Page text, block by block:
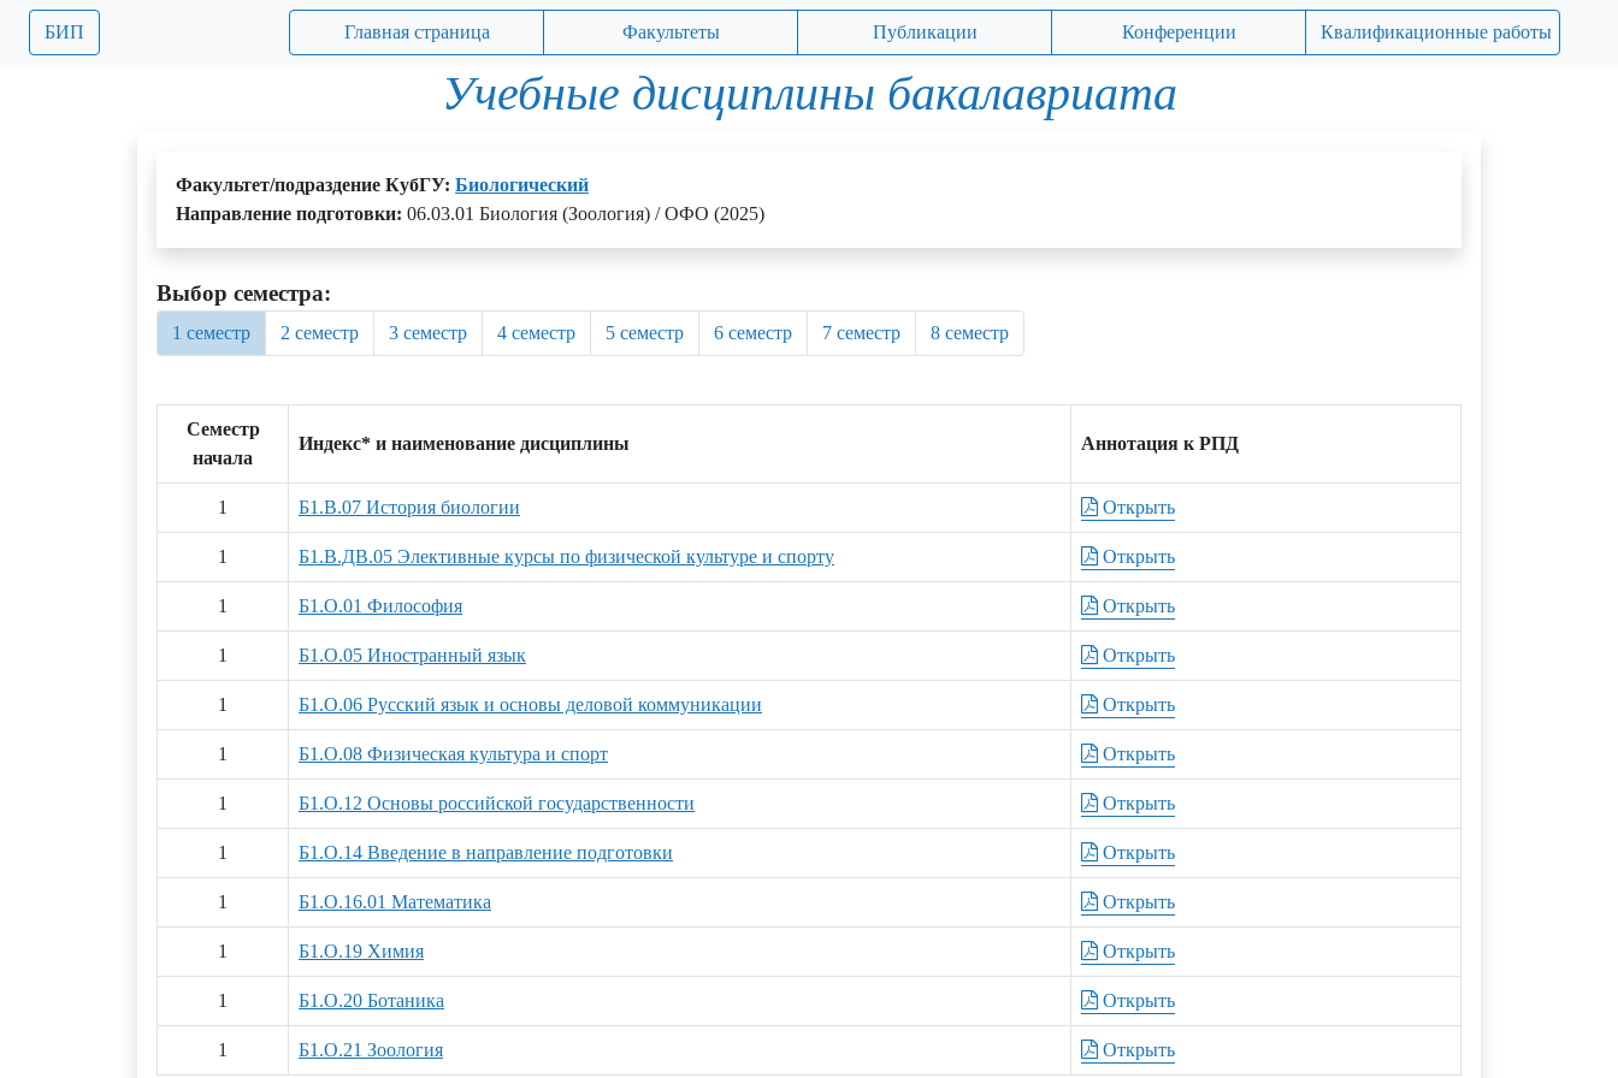
БИП Главная страница Факультеты Публикации Конференции Квалификационные работы
Учебные дисциплины бакалавриата
Факультет/подраздение КубГУ: Биологический
Направление подготовки: 06.03.01 Биология (Зоология) / ОФО (2025)
Выбор семестра:
1 семестр 2 семестр 3 семестр 4 семестр 5 семестр 6 семестр 7 семестр 8 семестр
Семестр
начала
Индекс* и наименование дисциплины Аннотация к РПД
1 Б1.В.07 История биологии Открыть
1 Б1.В.ДВ.05 Элективные курсы по физической культуре и спорту Открыть
1 Б1.О.01 Философия Открыть
1 Б1.О.05 Иностранный язык Открыть
1 Б1.О.06 Русский язык и основы деловой коммуникации Открыть
1 Б1.О.08 Физическая культура и спорт Открыть
1 Б1.О.12 Основы российской государственности Открыть
1 Б1.О.14 Введение в направление подготовки Открыть
1 Б1.О.16.01 Математика Открыть
1 Б1.О.19 Химия Открыть
1 Б1.О.20 Ботаника Открыть
1 Б1.О.21 Зоология Открыть